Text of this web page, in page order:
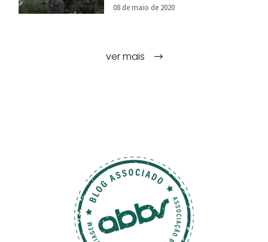
08 de maio de 2020
ver mais